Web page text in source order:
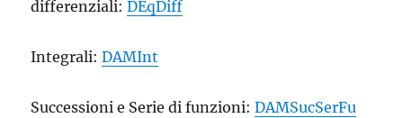
differenziali:DEqDiff
Integrali:DAMInt
Successioni e Serie di funzioni:DAMSucSerFu